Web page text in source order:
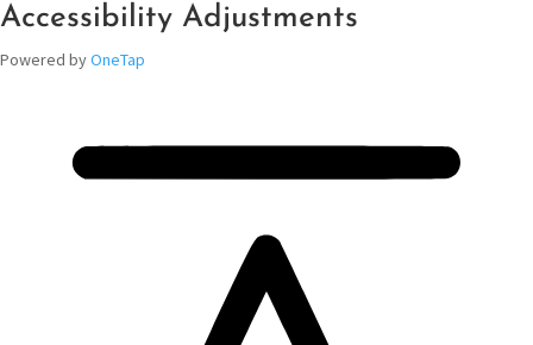
Accessibility Adjustments
Powered byOneTap